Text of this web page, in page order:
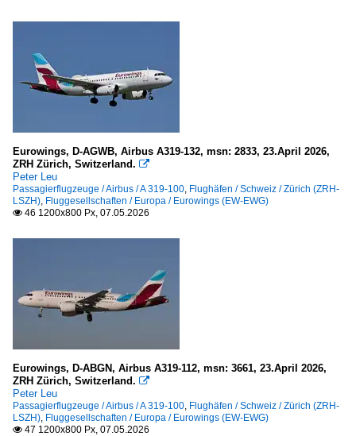
Eurowings, D-AGWB, Airbus A319-132, msn: 2833, 23.April 2026,
ZRH Zürich, Switzerland. 
Peter Leu
Passagierflugzeuge / Airbus / A 319-100, Flughäfen / Schweiz / Zürich (ZRH-
LSZH), Fluggesellschaften / Europa / Eurowings (EW-EWG)
 46 1200x800 Px, 07.05.2026
Eurowings, D-ABGN, Airbus A319-112, msn: 3661, 23.April 2026,
ZRH Zürich, Switzerland. 
Peter Leu
Passagierflugzeuge / Airbus / A 319-100, Flughäfen / Schweiz / Zürich (ZRH-
LSZH), Fluggesellschaften / Europa / Eurowings (EW-EWG)
 47 1200x800 Px, 07.05.2026